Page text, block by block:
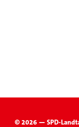
© 2026 — SPD-